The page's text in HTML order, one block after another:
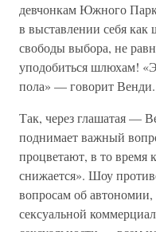
девчонкам Южного
в выставлении себя
свободы выбора, не
уподобиться шлюхам!
пола» — говорит Венди.
Так, через глашатая —
поднимает важный
процветают, в то время
снижается». Шоу
вопросам об
сексуальной